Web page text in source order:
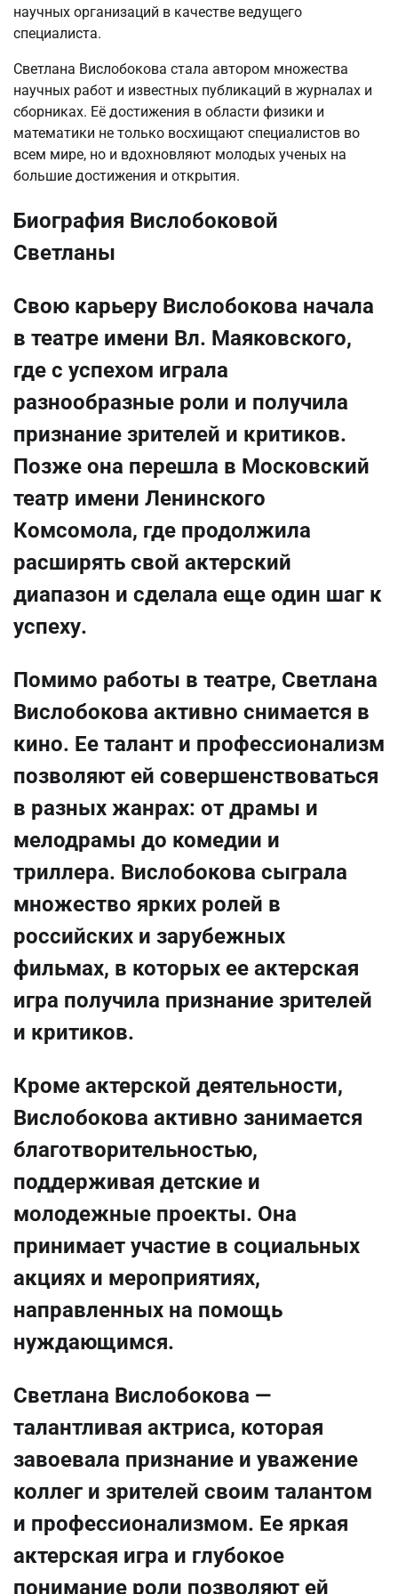
научных организаций в качестве ведущего
специалиста.
Светлана Вислобокова стала автором множества
научных работ и известных публикаций в журналах и
сборниках. Её достижения в области физики и
математики не только восхищают специалистов во
всем мире, но и вдохновляют молодых ученых на
большие достижения и открытия.
Биография Вислобоковой
Светланы
Свою карьеру Вислобокова начала
в театре имени Вл. Маяковского,
где с успехом играла
разнообразные роли и получила
признание зрителей и критиков.
Позже она перешла в Московский
театр имени Ленинского
Комсомола, где продолжила
расширять свой актерский
диапазон и сделала еще один шаг к
успеху.
Помимо работы в театре, Светлана
Вислобокова активно снимается в
кино. Ее талант и профессионализм
позволяют ей совершенствоваться
в разных жанрах: от драмы и
мелодрамы до комедии и
триллера. Вислобокова сыграла
множество ярких ролей в
российских и зарубежных
фильмах, в которых ее актерская
игра получила признание зрителей
и критиков.
Кроме актерской деятельности,
Вислобокова активно занимается
благотворительностью,
поддерживая детские и
молодежные проекты. Она
принимает участие в социальных
акциях и мероприятиях,
направленных на помощь
нуждающимся.
Светлана Вислобокова —
талантливая актриса, которая
завоевала признание и уважение
коллег и зрителей своим талантом
и профессионализмом. Ее яркая
актерская игра и глубокое
понимание роли позволяют ей